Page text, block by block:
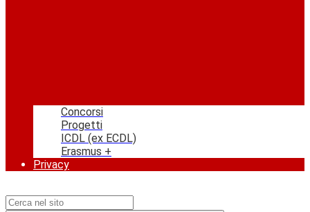
Concorsi
Progetti
ICDL (ex ECDL)
Erasmus +
Privacy